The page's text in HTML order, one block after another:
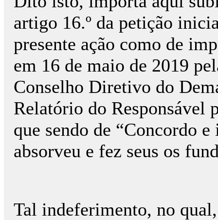
artigo 16.º da petição
presente ação como de
em 16 de maio de 2019
Conselho Diretivo do
Relatório do Responsável
que sendo de “Concordo
absorveu e fez seus os
Tal indeferimento, no